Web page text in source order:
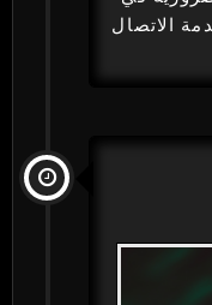
الاتصال